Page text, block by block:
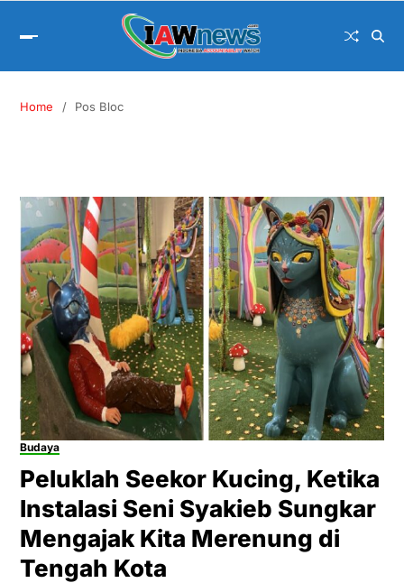
Home Pos Bloc
Budaya
Peluklah Seekor Kucing, Ketika
Instalasi Seni Syakieb Sungkar
Mengajak Kita Merenung di
Tengah Kota